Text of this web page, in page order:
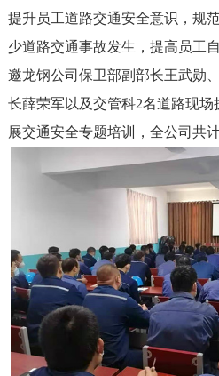
提升员工道路交通安全意识，规
少道路交通事故发生，提高员工
邀龙钢公司保卫部副部长王武勋
长薛荣军以及交管科2名道路现
展交通安全专题培训，全公司共